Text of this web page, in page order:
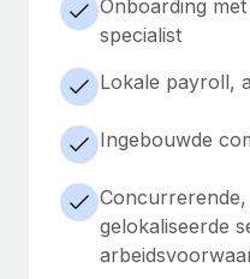
Onboarding
specialist
Lokale payroll,
Ingebouwde
gelokaliseerde